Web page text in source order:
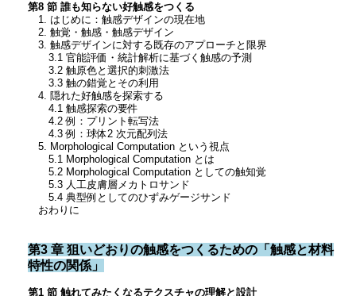
第8 節 誰も知らない好触感をつくる
1. はじめに：触感デザインの現在地
2. 触覚・触感・触感デザイン
3. 触感デザインに対する既存のアプローチと限界
3.1 官能評価・統計解析に基づく触感の予測
3.2 触原色と選択的刺激法
3.3 触の錯覚とその利用
4. 隠れた好触感を探索する
4.1 触感探索の要件
4.2 例：プリント転写法
4.3 例：球体2 次元配列法
5. Morphological Computation という視点
5.1 Morphological Computation とは
5.2 Morphological Computation としての触知覚
5.3 人工皮膚層メカトロサンド
5.4 典型例としてのひずみゲージサンド
おわりに
第3 章 狙いどおりの触感をつくるための「触感と材料
特性の関係」
第1 節 触れてみたくなるテクスチャの理解と設計